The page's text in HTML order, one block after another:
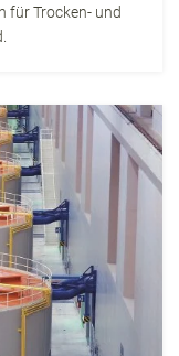
für Trocken- und